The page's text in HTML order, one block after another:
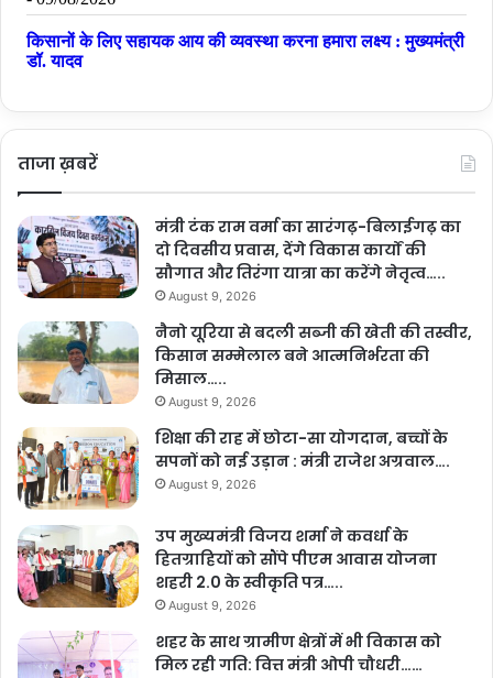
ताजा ख़बरें
मंत्री टंक राम वर्मा का सारंगढ़-बिलाईगढ़ का
दो दिवसीय प्रवास, देंगे विकास कार्यों की
सौगात और तिरंगा यात्रा का करेंगे नेतृत्व…..
August 9, 2026
नैनो यूरिया से बदली सब्जी की खेती की तस्वीर,
किसान सम्मेलाल बने आत्मनिर्भरता की
मिसाल…..
August 9, 2026
शिक्षा की राह में छोटा-सा योगदान, बच्चों के
सपनों को नई उड़ान : मंत्री राजेश अग्रवाल….
August 9, 2026
उप मुख्यमंत्री विजय शर्मा ने कवर्धा के
हितग्राहियों को सौंपे पीएम आवास योजना
शहरी 2.0 के स्वीकृति पत्र…..
August 9, 2026
शहर के साथ ग्रामीण क्षेत्रों में भी विकास को
मिल रही गति: वित्त मंत्री ओपी चौधरी……